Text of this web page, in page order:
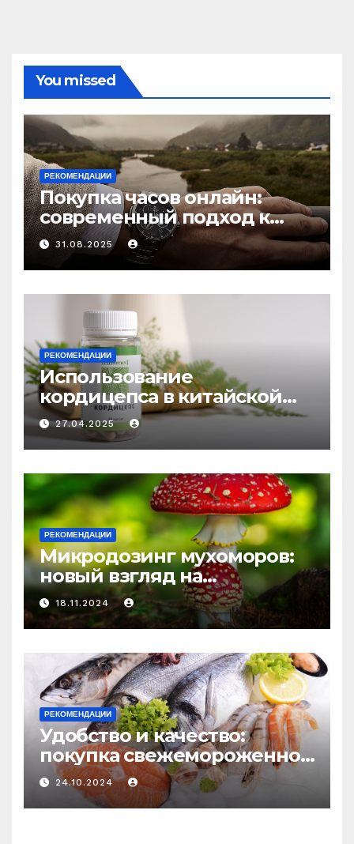
You missed
РЕКОМЕНДАЦИИ
Покупка часов онлайн:
современный подход к
выбору аксессуаров
31.08.2025
РЕКОМЕНДАЦИИ
Использование
кордицепса в китайской
медицине: природное
средство против усталости
и истощения
27.04.2025
РЕКОМЕНДАЦИИ
Микродозинг мухоморов:
новый взгляд на
психоделику
18.11.2024
РЕКОМЕНДАЦИИ
Удобство и качество:
покупка свежемороженной
рыбы онлайн
24.10.2024